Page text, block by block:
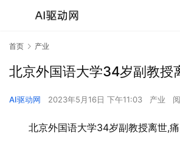
首页 产业
北京外国语大学34岁副教授
AI驱动网 2023年5月16日 下午11:03 产业
北京外国语大学34岁副教授离世,